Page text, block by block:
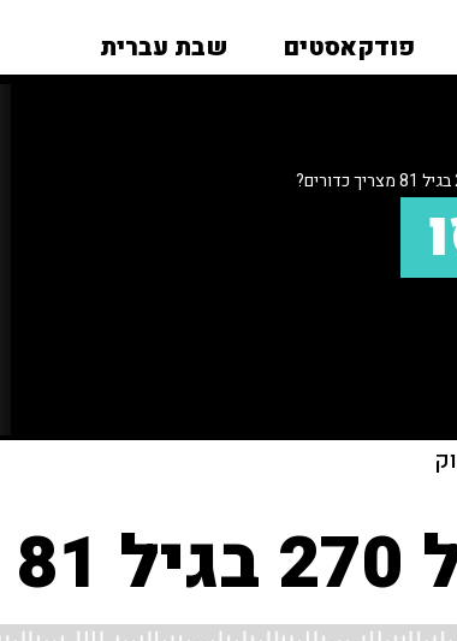
פודקאסטים שבת עברית